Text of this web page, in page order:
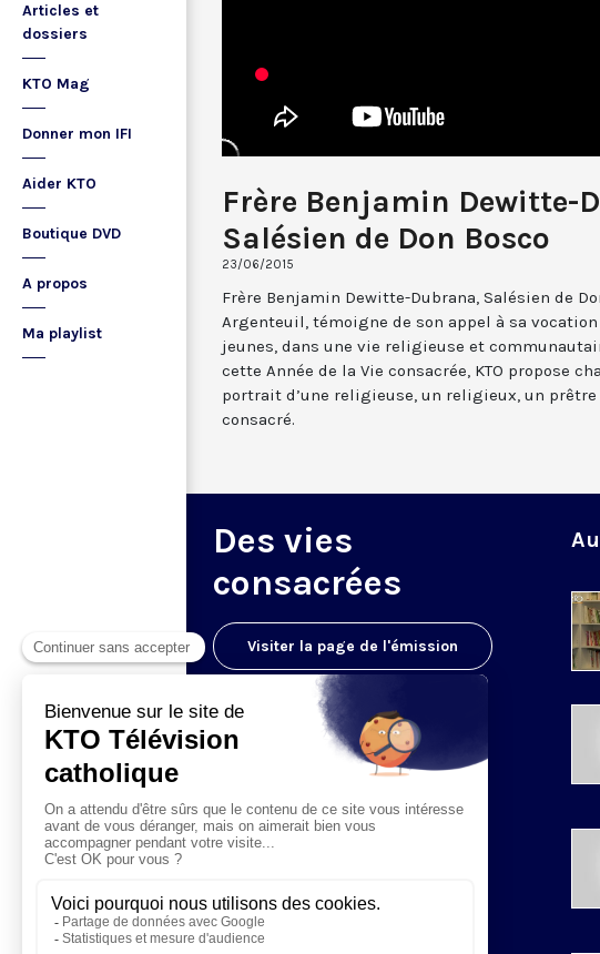
Articles et
dossiers
KTO Mag
Donner mon IFI
Aider KTO
Boutique DVD
A propos
Ma playlist
Frère Benjamin Dewitte-
Salésien de Don Bosco
23/06/2015
Frère Benjamin Dewitte-Dubrana, Salésien de
Argenteuil, témoigne de son appel à sa
jeunes, dans une vie religieuse et
cette Année de la Vie consacrée, KTO propose
portrait d’une religieuse, un religieux, un
consacré.
Des vies
consacrées
Visiter la page de l'émission